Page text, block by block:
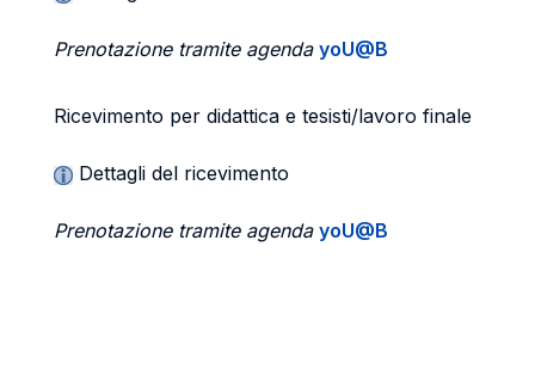
Prenotazione tramite agenda yoU@B
Ricevimento per didattica e tesisti/lavoro finale
Dettagli del ricevimento
Prenotazione tramite agenda yoU@B